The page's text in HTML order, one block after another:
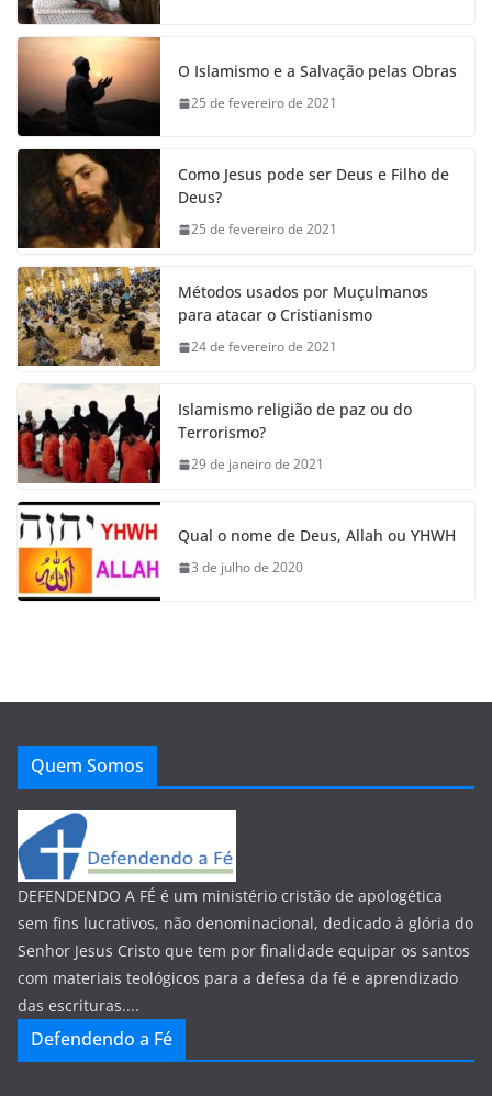
O Islamismo e a Salvação pelas Obras
25 de fevereiro de 2021
Como Jesus pode ser Deus e Filho de
Deus?
25 de fevereiro de 2021
Métodos usados por Muçulmanos
para atacar o Cristianismo
24 de fevereiro de 2021
Islamismo religião de paz ou do
Terrorismo?
29 de janeiro de 2021
Qual o nome de Deus, Allah ou YHWH
3 de julho de 2020
Quem Somos
DEFENDENDO A FÉ é um ministério cristão de apologética
sem fins lucrativos, não denominacional, dedicado à glória do
Senhor Jesus Cristo que tem por finalidade equipar os santos
com materiais teológicos para a defesa da fé e aprendizado
das escrituras....
Defendendo a Fé